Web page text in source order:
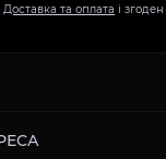
Доставка та оплата і